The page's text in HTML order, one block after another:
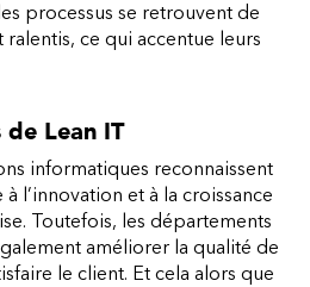
processus se retrouvent de
ce qui accentue leurs
Lean IT
informatiques reconnaissent
l’innovation et à la croissance
Toutefois, les départements
améliorer la qualité de
le client. Et cela alors que